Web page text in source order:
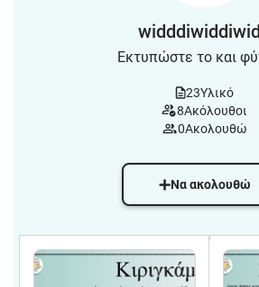
Εκτυπώστε το και
23Υλικό
8Ακόλουθοι
0Ακολουθώ
Να ακολουθώ